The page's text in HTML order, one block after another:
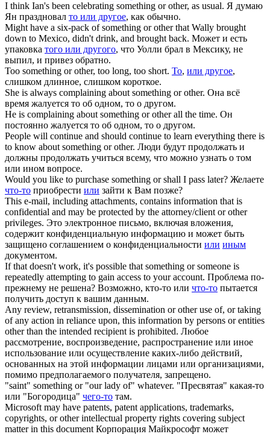
I think Ian's been celebrating something or other, as usual. Я думаю
Ян праздновал то или другое, как обычно.
Might have a six-pack ofsomething or otherthat Wally brought
down to Mexico, didn't drink, and brought back. Может и есть
упаковка того или другого, что Уолли брал в Мексику, не
выпил, и привез обратно.
Too something or other, too long, too short. То, или другое,
слишком длинное, слишком короткое.
She is always complaining aboutsomething or other. Она всё
время жалуется то об одном, то о другом.
He is complaining aboutsomething or otherall the time. Он
постоянно жалуется то об одном, то о другом.
People will continue and should continue to learn everything there is
to know aboutsomething or other. Люди будут продолжать и
должны продолжать учиться всему, что можно узнать о том
или ином вопросе.
Would you like to purchase something orshall I pass later? Желаете
что-то приобрести или зайти к Вам позже?
This e-mail, including attachments, contains information that is
confidential and may be protected by the attorney/clientor other
privileges. Это электронное письмо, включая вложения,
содержит конфиденциальную информацию и может быть
защищено соглашением о конфиденциальности или иным
документом.
If that doesn't work, it's possible thatsomething orsomeone is
repeatedly attempting to gain access to your account. Проблема по-
прежнему не решена? Возможно, кто-то или что-то пытается
получить доступ к вашим данным.
Any review, retransmission, dissemination or otheruse of, or taking
of any action in reliance upon, this information by persons or entities
other than the intended recipient is prohibited. Любое
рассмотрение, воспроизведение, распространение или иное
использование или осуществление каких-либо действий,
основанных на этой информации лицами или организациями,
помимо предполагаемого получателя, запрещено.
"saint" something or"our lady of" whatever. "Пресвятая" какая-то
или "Богородица" чего-то там.
Microsoft may have patents, patent applications, trademarks,
copyrights, or otherintellectual property rights covering subject
matter in this document Корпорация Майкрософт может